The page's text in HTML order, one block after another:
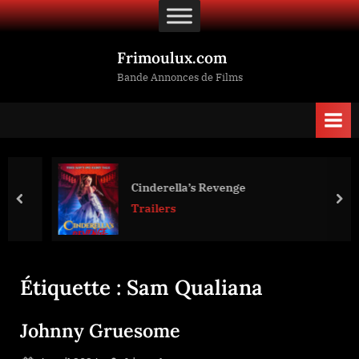
Skip
to
Frimoulux.com
Bande Annonces de Films
Cinderella’s Revenge
Trailers
prev
Étiquette : Sam Qualiana
Johnny Gruesome